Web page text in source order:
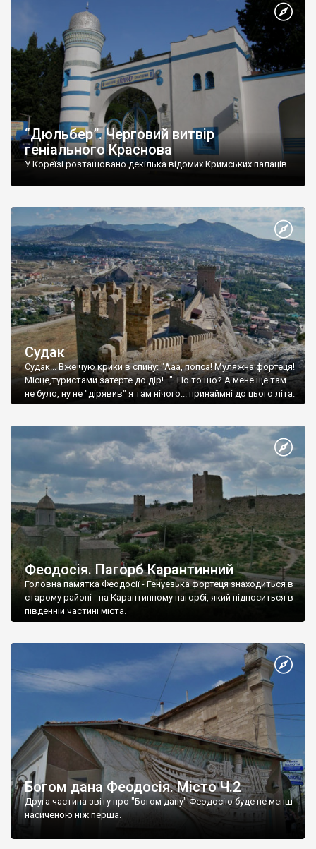
“Дюльбер”. Черговий витвір
геніального Краснова
У Кореїзі розташовано декілька відомих Кримських палаців.
Судак
Судак... Вже чую крики в спину: "Ааа, попса! Муляжна фортеця!
Місце,туристами затерте до дір!..." Но то шо? А мене ще там
не було, ну не "дірявив" я там нічого... принаймні до цього літа.
Феодосія. Пагорб Карантинний
Головна памятка Феодосії - Генуезька фортеця знаходиться в
старому районі - на Карантинному пагорбі, який підноситься в
південній частині міста.
Богом дана Феодосія. Місто Ч.2
Друга частина звіту про "Богом дану" Феодосію буде не менш
насиченою ніж перша.